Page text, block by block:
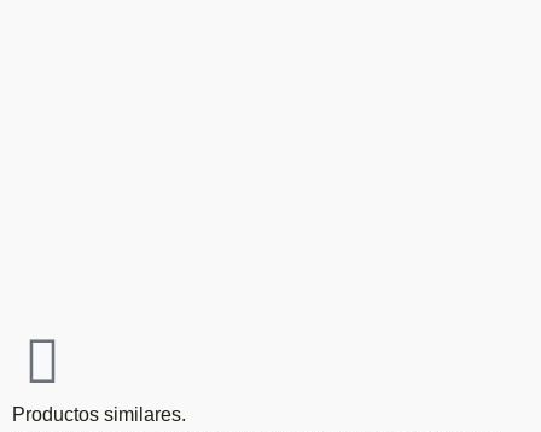
Productos similares.